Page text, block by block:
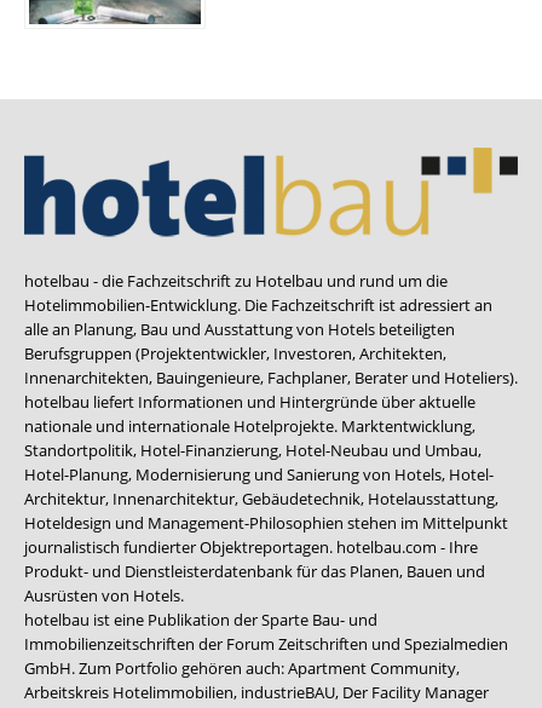
hotelbau - die Fachzeitschrift zu Hotelbau und rund um die
Hotelimmobilien-Entwicklung. Die Fachzeitschrift ist adressiert an
alle an Planung, Bau und Ausstattung von Hotels beteiligten
Berufsgruppen (Projektentwickler, Investoren, Architekten,
Innenarchitekten, Bauingenieure, Fachplaner, Berater und Hoteliers).
hotelbau liefert Informationen und Hintergründe über aktuelle
nationale und internationale Hotelprojekte. Marktentwicklung,
Standortpolitik, Hotel-Finanzierung, Hotel-Neubau und Umbau,
Hotel-Planung, Modernisierung und Sanierung von Hotels, Hotel-
Architektur, Innenarchitektur, Gebäudetechnik, Hotelausstattung,
Hoteldesign und Management-Philosophien stehen im Mittelpunkt
journalistisch fundierter Objektreportagen. hotelbau.com - Ihre
Produkt- und Dienstleisterdatenbank für das Planen, Bauen und
Ausrüsten von Hotels.
hotelbau ist eine Publikation der Sparte Bau- und
Immobilienzeitschriften der Forum Zeitschriften und Spezialmedien
GmbH. Zum Portfolio gehören auch:Apartment Community,
Arbeitskreis Hotelimmobilien, industrieBAU, Der Facility Manager